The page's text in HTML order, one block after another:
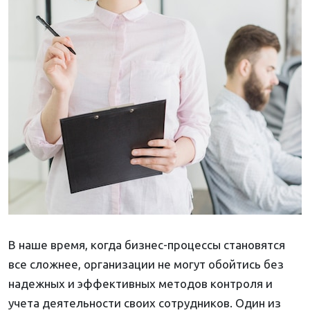
В наше время, когда бизнес-процессы становятся
все сложнее, организации не могут обойтись без
надежных и эффективных методов контроля и
учета деятельности своих сотрудников. Один из